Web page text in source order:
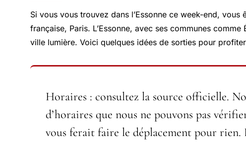
Si vous vous trouvez dans l’Essonne ce week-end,
française, Paris. L’Essonne, avec ses communes
ville lumière. Voici quelques idées de sorties pour
Horaires : consultez la source officielle.
d’horaires que nous ne pouvons pas
vous ferait faire le déplacement pour rien.